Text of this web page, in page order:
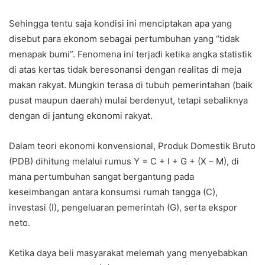
Sehingga tentu saja kondisi ini menciptakan apa yang
disebut para ekonom sebagai pertumbuhan yang “tidak
menapak bumi”. Fenomena ini terjadi ketika angka statistik
di atas kertas tidak beresonansi dengan realitas di meja
makan rakyat. Mungkin terasa di tubuh pemerintahan (baik
pusat maupun daerah) mulai berdenyut, tetapi sebaliknya
dengan di jantung ekonomi rakyat.
Dalam teori ekonomi konvensional, Produk Domestik Bruto
(PDB) dihitung melalui rumus Y = C + I + G + (X – M), di
mana pertumbuhan sangat bergantung pada
keseimbangan antara konsumsi rumah tangga (C),
investasi (I), pengeluaran pemerintah (G), serta ekspor
neto.
Ketika daya beli masyarakat melemah yang menyebabkan